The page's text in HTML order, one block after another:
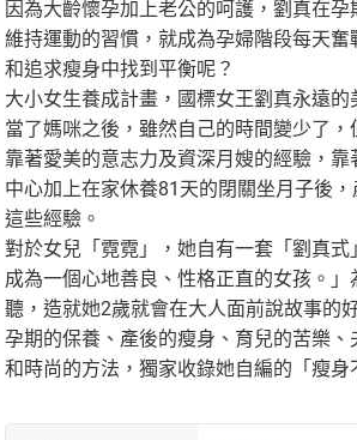
因為大齡懷孕加上老公的呵護，劉真在
維持運動的習慣，就成為孕婦階段每天
和追求瘦身中找到平衡呢？
大小女生養成計畫，國標女王劉真永遠的
當了媽咪之後，雖然自己的時間變少了，
靠著愛美的意志力及資深月嫂的經驗，
中心加上在家休養81天的閉關坐月子後
這些經驗。
對於女兒「霓霓」，她自有一套「劉真
成為一個心地善良、性格正直的女孩。
聽，造就她2歲就會在大人面前說故事的
孕期的保養、產後的瘦身、育兒的苦樂
和時尚的方法，獨家收錄她自編的「瘦